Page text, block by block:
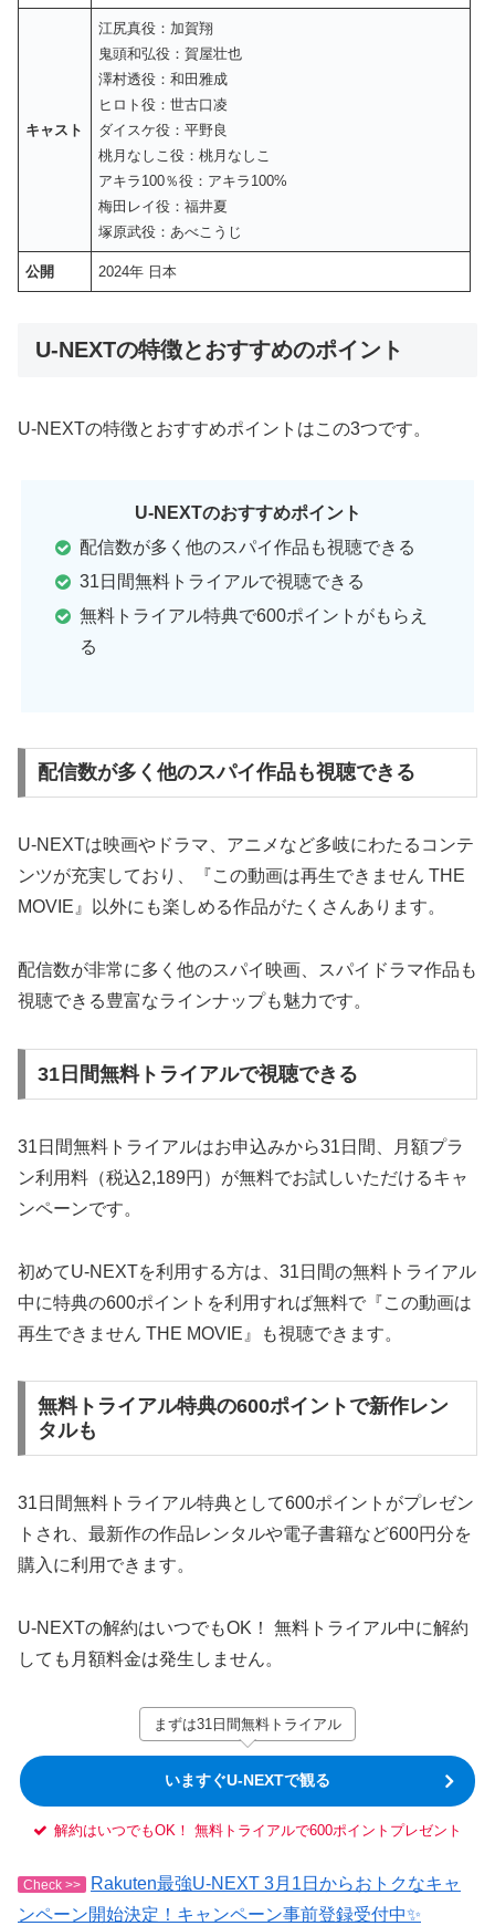
キャスト
江尻真役：加賀翔
鬼頭和弘役：賀屋壮也
澤村透役：和田雅成
ヒロト役：世古口凌
ダイスケ役：平野良
桃月なしこ役：桃月なしこ
アキラ100％役：アキラ100%
梅田レイ役：福井夏
塚原武役：あべこうじ
公開 2024年 日本
U-NEXTの特徴とおすすめのポイント
U-NEXTの特徴とおすすめポイントはこの3つです。
U-NEXTのおすすめポイント
配信数が多く他のスパイ作品も視聴できる
31日間無料トライアルで視聴できる
無料トライアル特典で600ポイントがもらえ
る
配信数が多く他のスパイ作品も視聴できる
U-NEXTは映画やドラマ、アニメなど多岐にわたるコンテ
ンツが充実しており、『この動画は再生できません THE
MOVIE』以外にも楽しめる作品がたくさんあります。
配信数が非常に多く他のスパイ映画、スパイドラマ作品も
視聴できる豊富なラインナップも魅力です。
31日間無料トライアルで視聴できる
31日間無料トライアルはお申込みから31日間、月額プラ
ン利用料（税込2,189円）が無料でお試しいただけるキャ
ンペーンです。
初めてU-NEXTを利用する方は、31日間の無料トライアル
中に特典の600ポイントを利用すれば無料で『この動画は
再生できません THE MOVIE』も視聴できます。
無料トライアル特典の600ポイントで新作レン
タルも
31日間無料トライアル特典として600ポイントがプレゼン
トされ、最新作の作品レンタルや電子書籍など600円分を
購入に利用できます。
U-NEXTの解約はいつでもOK！ 無料トライアル中に解約
しても月額料金は発生しません。
まずは31日間無料トライアル
いますぐU-NEXTで観る
解約はいつでもOK！ 無料トライアルで600ポイントプレゼント
Check >>
Rakuten最強U-NEXT 3月1日からおトクなキャ
ンペーン開始決定！キャンペーン事前登録受付中✨